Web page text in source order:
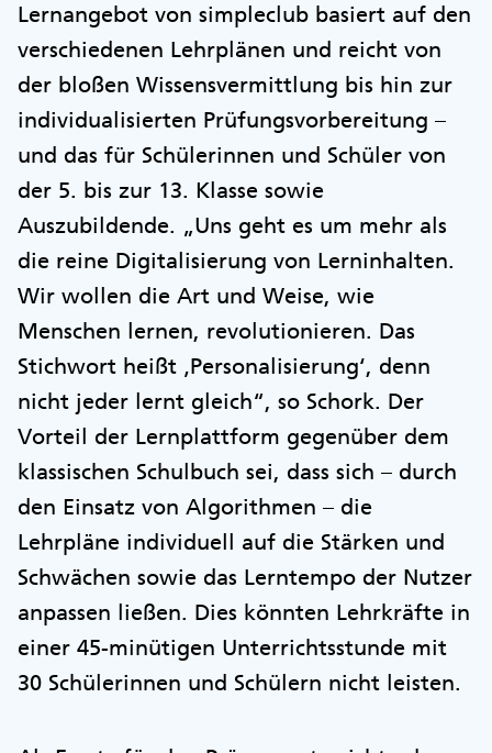
Lernangebot von simpleclub basiert auf den
verschiedenen Lehrplänen und reicht von
der bloßen Wissensvermittlung bis hin zur
individualisierten Prüfungsvorbereitung –
und das für Schülerinnen und Schüler von
der 5. bis zur 13. Klasse sowie
Auszubildende. „Uns geht es um mehr als
die reine Digitalisierung von Lerninhalten.
Wir wollen die Art und Weise, wie
Menschen lernen, revolutionieren. Das
Stichwort heißt ‚Personalisierung‘, denn
nicht jeder lernt gleich“, so Schork. Der
Vorteil der Lernplattform gegenüber dem
klassischen Schulbuch sei, dass sich – durch
den Einsatz von Algorithmen – die
Lehrpläne individuell auf die Stärken und
Schwächen sowie das Lerntempo der Nutzer
anpassen ließen. Dies könnten Lehrkräfte in
einer 45-minütigen Unterrichtsstunde mit
30 Schülerinnen und Schülern nicht leisten.